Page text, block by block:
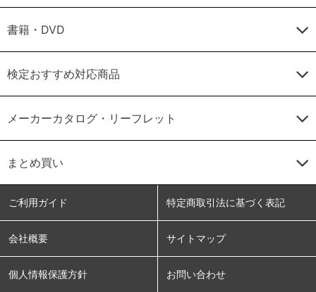
書籍・DVD
検定おすすめ対応商品
メーカーカタログ・リーフレット
まとめ買い
ご利用ガイド 特定商取引法に基づく表記
会社概要 サイトマップ
個人情報保護方針 お問い合わせ